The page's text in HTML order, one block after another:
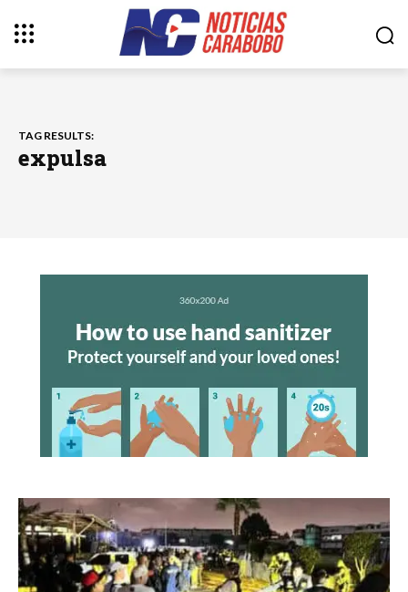
TAG RESULTS:
expulsa